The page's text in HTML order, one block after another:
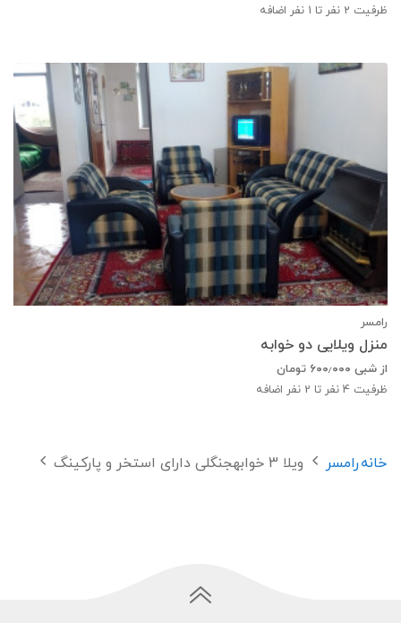
ظرفیت 2 نفر تا 1 نفر اضافه
رامسر
منزل ویلایی دو خوابه
از شبی ۶۰۰٫۰۰۰ تومان
ظرفیت 4 نفر تا 2 نفر اضافه
خانهرامسر ویلا 3 خوابهجنگلی دارای استخر و پارکینگ